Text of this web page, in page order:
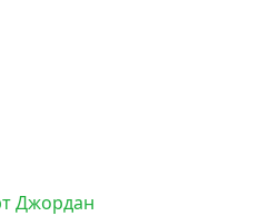
Джордан